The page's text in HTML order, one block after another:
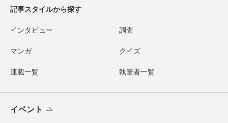
記事スタイルから探す
インタビュー 調査
マンガ クイズ
連載一覧 執筆者一覧
イベント